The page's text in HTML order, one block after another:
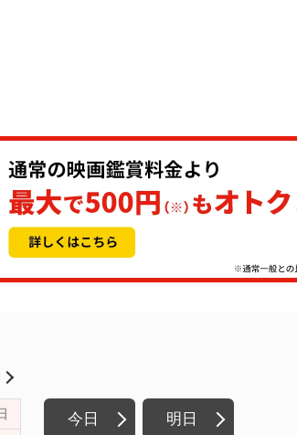
今日 明日